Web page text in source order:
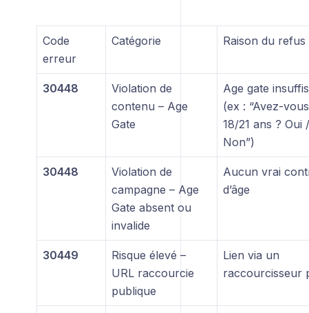
Code
erreur
Catégorie Raison du refus
30448
Violation de
contenu – Age
Gate
Age gate
(ex : “Avez-vous
18/21 ans ? Oui /
Non”)
30448
Violation de
campagne – Age
Gate absent ou
invalide
Aucun vrai
d’âge
30449
Risque élevé –
URL raccourcie
publique
Lien via un
raccourcisseur